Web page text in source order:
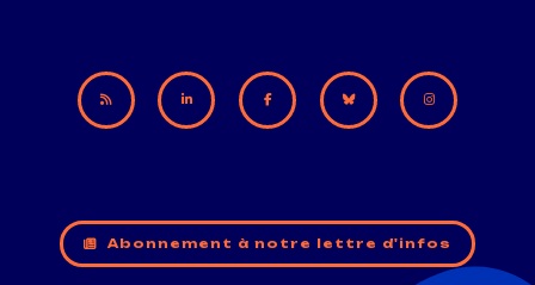
Abonnement à notre lettre d'infos